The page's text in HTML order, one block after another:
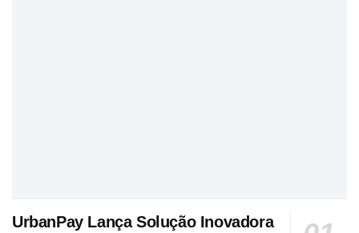
UrbanPay Lança Solução Inovadora